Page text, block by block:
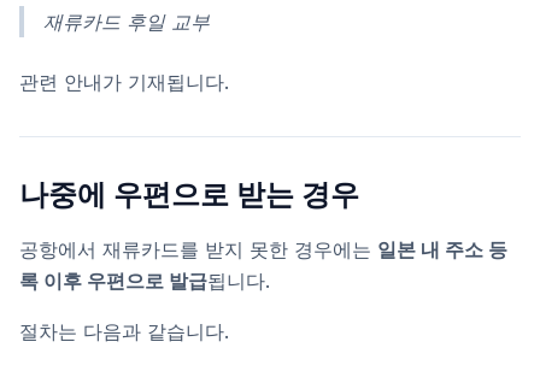
재류카드 후일 교부
관련 안내가 기재됩니다.
나중에 우편으로 받는 경우
공항에서 재류카드를 받지 못한 경우에는 일본 내 주소 등
록 이후 우편으로 발급됩니다.
절차는 다음과 같습니다.